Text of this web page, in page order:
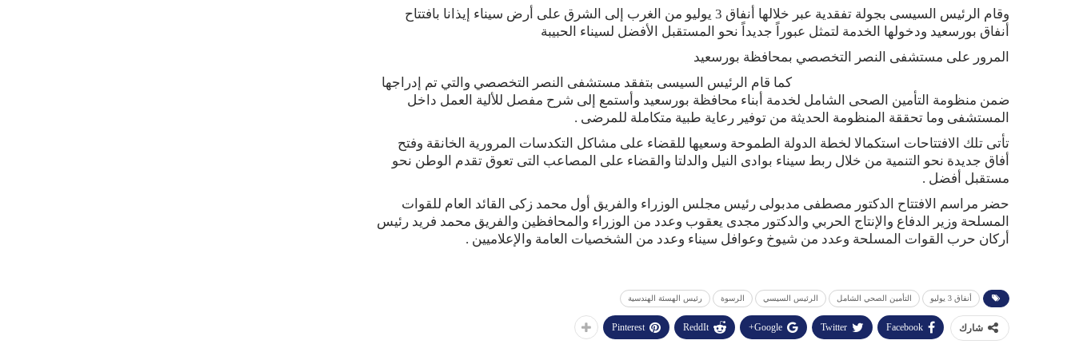
وقام الرئيس السيسى بجولة تفقدية عبر خلالها أنفاق 3 يوليو من الغرب إلى الشرق على أرض سيناء إيذانا بافتتاح
أنفاق بورسعيد ودخولها الخدمة لتمثل عبوراً جديداً نحو المستقبل الأفضل لسيناء الحبيبة
المرور على مستشفى النصر التخصصي بمحافظة بورسعيد
كما قام الرئيس السيسى بتفقد مستشفى النصر التخصصي والتي تم إدراجها
ضمن منظومة التأمين الصحى الشامل لخدمة أبناء محافظة بورسعيد وأستمع إلى شرح مفصل للألية العمل داخل
المستشفى وما تحققة المنظومة الحديثة من توفير رعاية طبية متكاملة للمرضى .
تأتى تلك الافتتاحات استكمالا لخطة الدولة الطموحة وسعيها للقضاء على مشاكل التكدسات المرورية الخانقة وفتح
أفاق جديدة نحو التنمية من خلال ربط سيناء بوادى النيل والدلتا والقضاء على المصاعب التى تعوق تقدم الوطن نحو
مستقبل أفضل .
حضر مراسم الافتتاح الدكتور مصطفى مدبولى رئيس مجلس الوزراء والفريق أول محمد زكى القائد العام للقوات
المسلحة وزير الدفاع والإنتاج الحربي والدكتور مجدى يعقوب وعدد من الوزراء والمحافظين والفريق محمد فريد رئيس
أركان حرب القوات المسلحة وعدد من شيوخ وعوافل سيناء وعدد من الشخصيات العامة والإعلاميين .
أنفاق 3 يوليو التأمين الصحي الشامل الرئيس السيسي الرسوة رئيس الهسئة الهندسية
شارك Facebook
Twitter
Google+
ReddIt
Pinterest